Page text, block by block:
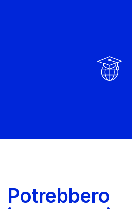
Potrebbero